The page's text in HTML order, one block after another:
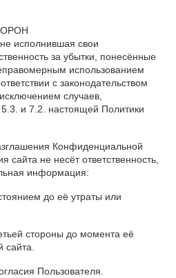
исполнившая свои
за убытки, понесённые
использованием
с законодательством
случаев,
и 7.2. настоящей Политики
Конфиденциальной
не несёт ответственность,
информация:
до её утраты или
стороны до момента её
сайта.
Пользователя.